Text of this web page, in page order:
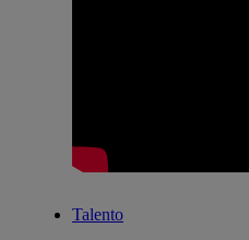
Talento